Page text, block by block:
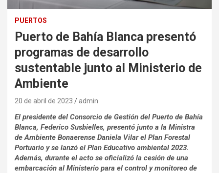
PUERTOS
Puerto de Bahía Blanca presentó
programas de desarrollo
sustentable junto al Ministerio de
Ambiente
20 de abril de 2023 admin
El presidente del Consorcio de Gestión del Puerto de Bahía
Blanca, Federico Susbielles, presentó junto a la Ministra
de Ambiente Bonaerense Daniela Vilar el Plan Forestal
Portuario y se lanzó el Plan Educativo ambiental 2023.
Además, durante el acto se oficializó la cesión de una
embarcación al Ministerio para el control y monitoreo de